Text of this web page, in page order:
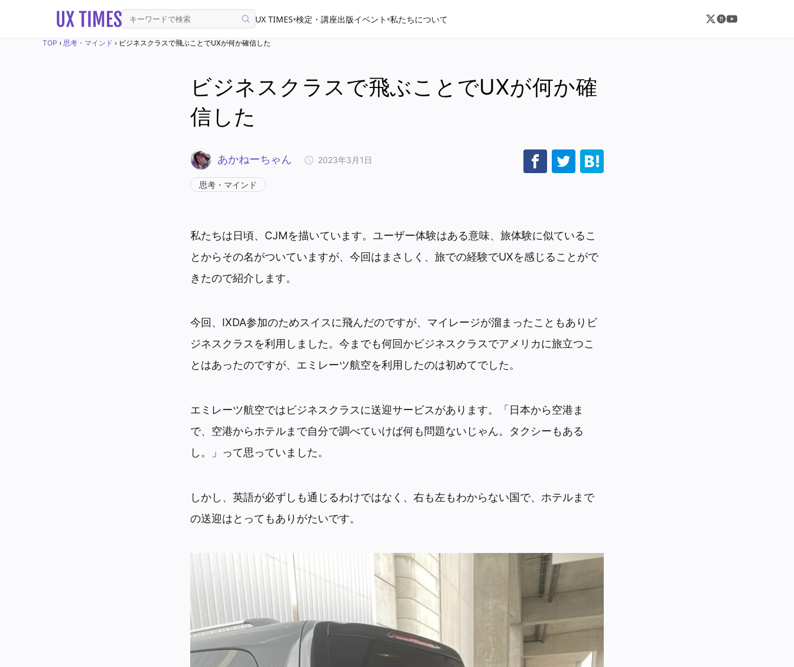
UX TIMES▾検定・講座出版イベント ▾私たちについて
TOP › 思考・マインド › ビジネスクラスで飛ぶことでUXが何か確信した
ビジネスクラスで飛ぶことでUXが何か確
信した
あかねーちゃん 2023年3月1日
思考・マインド
私たちは日頃、CJMを描いています。ユーザー体験はある意味、旅体験に似ているこ
とからその名がついていますが、今回はまさしく、旅での経験でUXを感じることがで
きたので紹介します。
今回、IXDA参加のためスイスに飛んだのですが、マイレージが溜まったこともありビ
ジネスクラスを利用しました。今までも何回かビジネスクラスでアメリカに旅立つこ
とはあったのですが、エミレーツ航空を利用したのは初めてでした。
エミレーツ航空ではビジネスクラスに送迎サービスがあります。「日本から空港ま
で、空港からホテルまで自分で調べていけば何も問題ないじゃん。タクシーもある
し。」って思っていました。
しかし、英語が必ずしも通じるわけではなく、右も左もわからない国で、ホテルまで
の送迎はとってもありがたいです。